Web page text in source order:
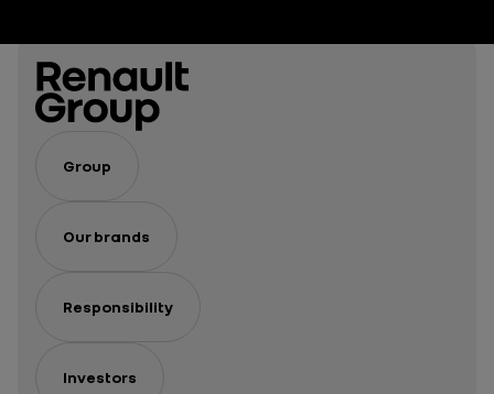
Group
Our brands
Responsibility
Investors